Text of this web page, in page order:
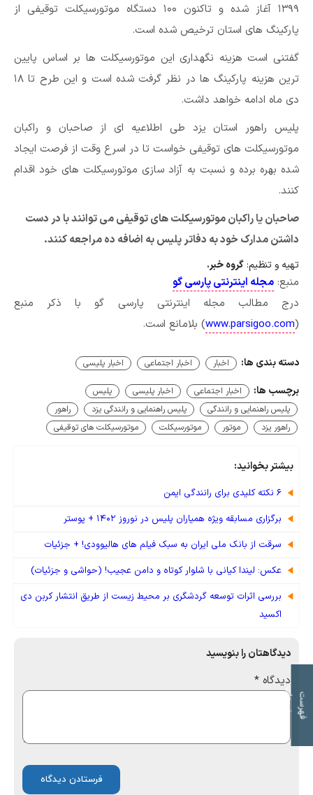
۱۳۹۹ آغاز شده و تاکنون ۱۰۰ دستگاه موتورسیکلت توقیفی از
پارکینگ های استان ترخیص شده است.
گفتنی است هزینه نگهداری این موتورسیکلت ها بر اساس پایین
ترین هزینه پارکینگ ها در نظر گرفت شده است و این طرح تا ۱۸
دی ماه ادامه خواهد داشت.
پلیس راهور استان یزد طی اطلاعیه ای از صاحبان و راکبان
موتورسیکلت های توقیفی خواست تا در اسرع وقت از فرصت ایجاد
شده بهره برده و نسبت به آزاد سازی موتورسیکلت های خود اقدام
کنند.
صاحبان یا راکبان موتورسیکلت های توقیفی می توانند با در دست
داشتن مدارک خود به دفاتر پلیس به اضافه ده مراجعه کنند.
تهیه و تنظیم: گروه خبر.
منبع: مجله اینترنتی پارسی گو
درج مطالب مجله اینترنتی پارسی گو با ذکر منبع
(
www.parsigoo.com) بلامانع است.
ف
ه
ر
س
ت
م
و
ض
و
ع
ات
دسته بندی ها: اخبار اخبار اجتماعی اخبار پلیسی
برچسب ها: اخبار اجتماعی اخبار پلیسی
پلیس
پلیس راهنمایی و رانندگی
پلیس راهنمایی و رانندگی یزد
راهور
راهور یزد
موتور موتورسیکلت موتورسیکلت های توقیفی
بیشتر بخوانید:
۶ نکته کلیدی برای رانندگی ایمن
برگزاری مسابقه ویژه همیاران پلیس در نوروز ۱۴۰۲ + پوستر
سرقت از بانک ملی ایران به سبک فیلم های هالیوودی! + جزئیات
عکس: لیندا کیانی با شلوار کوتاه و دامن عجیب! (حواشی و جزئیات)
بررسی اثرات توسعه گردشگری بر محیط زیست از طریق انتشار کربن دی
اکسید
دیدگاهتان را بنویسید
دیدگاه *